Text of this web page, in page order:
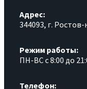
Адрес:
344093, г.
Режим работы:
ПН-ВС с 8:00 до
Телефон: